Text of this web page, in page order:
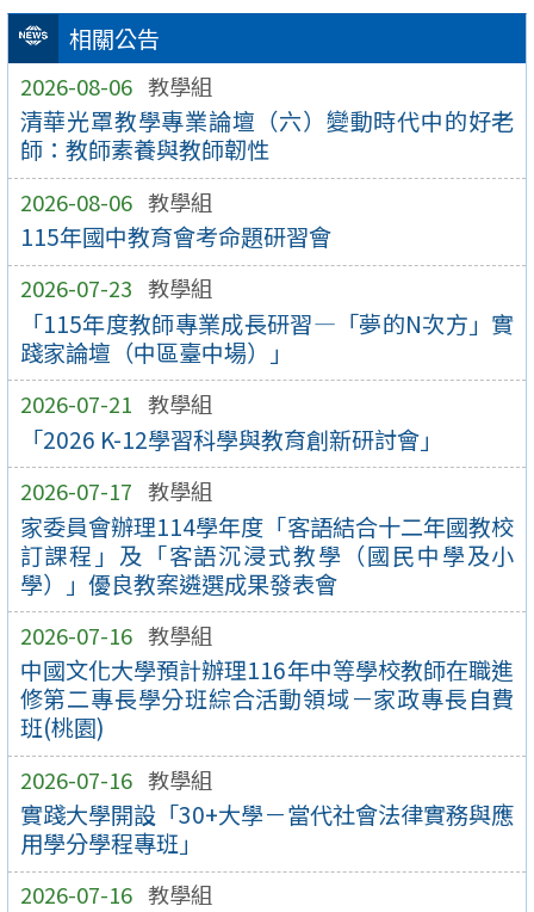
相關公告
2026-08-06 教學組
清華光罩教學專業論壇（六）變動時代中的好老
師：教師素養與教師韌性
2026-08-06 教學組
115年國中教育會考命題研習會
2026-07-23 教學組
「115年度教師專業成長研習—「夢的N次方」實
踐家論壇（中區臺中場）」
2026-07-21 教學組
「2026 K-12學習科學與教育創新研討會」
2026-07-17 教學組
家委員會辦理114學年度「客語結合十二年國教校
訂課程」及「客語沉浸式教學（國民中學及小
學）」優良教案遴選成果發表會
2026-07-16 教學組
中國文化大學預計辦理116年中等學校教師在職進
修第二專長學分班綜合活動領域－家政專長自費
班(桃園)
2026-07-16 教學組
實踐大學開設「30+大學－當代社會法律實務與應
用學分學程專班」
2026-07-16 教學組